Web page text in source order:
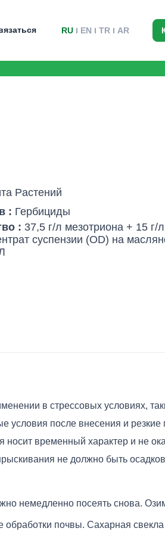
RU EN TR AR
Pастений
: Гербициды
: 37,5 г/л мезотриона + 15 г/
суспензии (OD) на
в стрессовых условиях,
условия после внесения и
временный характер и не
не должно быть
немедленно посеять снова.
почвы. Сахарная